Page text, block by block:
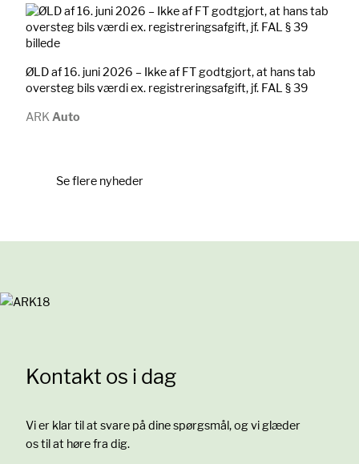
ØLD af 16. juni 2026 – Ikke af FT godtgjort, at hans tab
oversteg bils værdi ex. registreringsafgift, jf. FAL § 39
ARK Auto
Se flere nyheder
Kontakt os i dag
Vi er klar til at svare på dine spørgsmål, og vi glæder
os til at høre fra dig.